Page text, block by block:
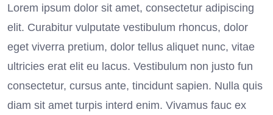
Lorem ipsum dolor sit amet, consectetur adipiscing
elit. Curabitur vulputate vestibulum rhoncus, dolor
eget viverra pretium, dolor tellus aliquet nunc, vitae
ultricies erat elit eu lacus. Vestibulum non justo fun
consectetur, cursus ante, tincidunt sapien. Nulla quis
diam sit amet turpis interd enim. Vivamus fauc ex